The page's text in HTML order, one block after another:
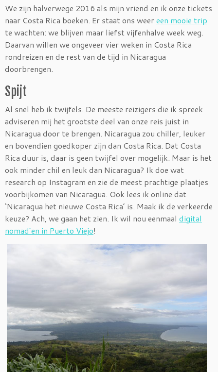
We zijn halverwege 2016 als mijn vriend en ik onze tickets
naar Costa Rica boeken. Er staat ons weereen mooie trip
te wachten: we blijven maar liefst vijfenhalve week weg.
Daarvan willen we ongeveer vier weken in Costa Rica
rondreizen en de rest van de tijd in Nicaragua
doorbrengen.
Spijt
Al snel heb ik twijfels. De meeste reizigers die ik spreek
adviseren mij het grootste deel van onze reis juist in
Nicaragua door te brengen. Nicaragua zou chiller, leuker
en bovendien goedkoper zijn dan Costa Rica. Dat Costa
Rica duur is, daar is geen twijfel over mogelijk. Maar is het
ook minder chil en leuk dan Nicaragua? Ik doe wat
research op Instagram en zie de meest prachtige plaatjes
voorbijkomen van Nicaragua. Ook lees ik online dat
‘Nicaragua het nieuwe Costa Rica’ is. Maak ik de verkeerde
keuze? Ach, we gaan het zien. Ik wil nou eenmaal digital
nomad’en in Puerto Viejo!